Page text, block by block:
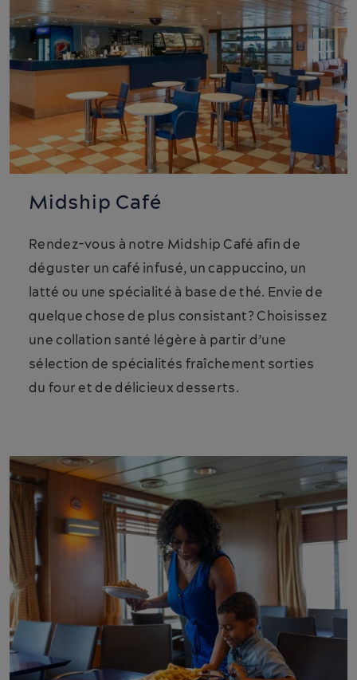
MV Confederation
Katey & Pierre Aucoin -
Music on Deck
11:45-14:45
The CAT
Jackie Putnam – Music on
09:30 -20:30
MV Fundy Rose
Avery D'Entremont - Music
on The Bay
11:00 -
Midship Café
Rendez-vous à notre Midship Café afin de
déguster un café infusé, un cappuccino, un
latté ou une spécialité à base de thé. Envie de
quelque chose de plus consistant? Choisissez
une collation santé légère à partir d’une
sélection de spécialités fraîchement sorties
du four et de délicieux desserts.